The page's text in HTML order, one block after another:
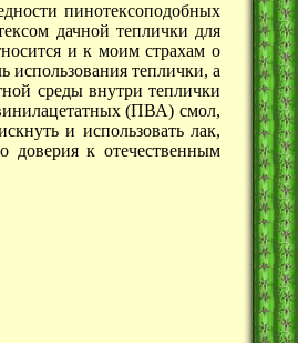
пинотексоподобных
дачной теплички для
и к моим страхам о
использования теплички, а
среды внутри теплички
(ПВА) смол,
и использовать лак,
доверия к отечественным